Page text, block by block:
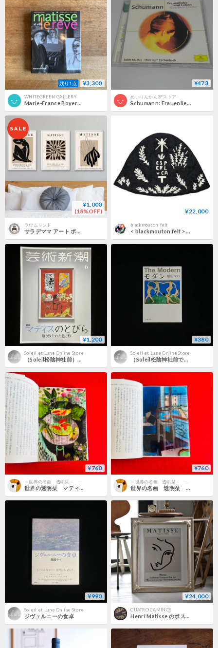
残り1点 ¥3,300
WHITEGREEN GALLERY
Marie-France Boyer｜Matisse At Villa Le Reve
¥473
めいりんかん3Fストア
Schumann: Frauenliebe und -leben, etc / Mathis, Eschenbach
¥1,000
(18%OFF)
ラウムリンド
サラデママ アート ポスター 21×30cm フレームなし 抽象画 韓国 インテリア A4 ナチュラル シンプル アンリ マティス オマージュ
¥22,000
blackmouton_felt
< blackmouton felt > とてもゆったりサイズ フェルトサウナハット #789 マティス 上祭服
¥1,200
Soleil et Lune Online Store
（Soleil松陰神社前）芸術新潮 2023 6マティスのとびら 解き放たれた色と形
¥380
Soleil et Lune Online Store
（Soleil松陰神社前で販売済）モダン
¥760 ¥760
¥990
Soleil et Lune Online Store
ジヴェルニーの食卓
¥24,000
CUATRO CAMINOS
Henri Matisse のポスター